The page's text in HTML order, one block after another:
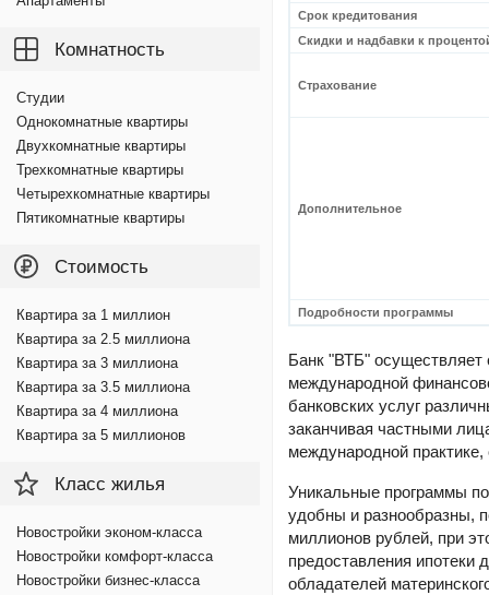
Срок кредитования
Скидки и надбавки к
Страхование
Дополнительное
Подробности программы
Банк "ВТБ" осуществляет
международной
банковских услуг
заканчивая частными
международной
Уникальные программы
удобны и разнообразны,
миллионов рублей, при
предоставления ипотеки
обладателей
Комнатность
Студии
Однокомнатные квартиры
Двухкомнатные квартиры
Трехкомнатные квартиры
Четырехкомнатные квартиры
Пятикомнатные квартиры
Стоимость
Квартира за 1 миллион
Квартира за 2.5 миллиона
Квартира за 3 миллиона
Квартира за 3.5 миллиона
Квартира за 4 миллиона
Квартира за 5 миллионов
Класс жилья
Новостройки эконом-класса
Новостройки комфорт-класса
Новостройки бизнес-класса